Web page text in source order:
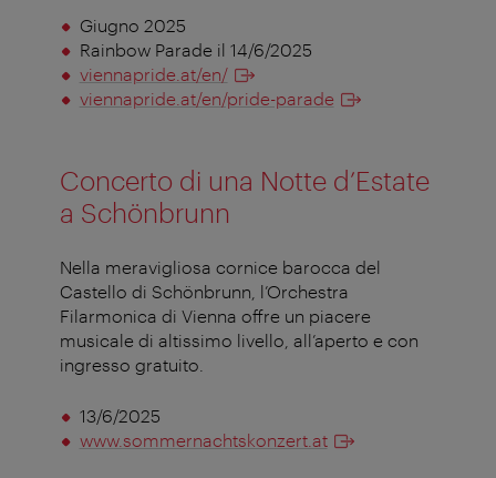
Giugno 2025
Rainbow Parade il 14/6/2025
viennapride.at/en/
viennapride.at/en/pride-parade
Concerto di una Notte d’Estate
a Schönbrunn
Nella meravigliosa cornice barocca del
Castello di Schönbrunn, l’Orchestra
Filarmonica di Vienna offre un piacere
musicale di altissimo livello, all’aperto e con
ingresso gratuito.
13/6/2025
www.sommernachtskonzert.at